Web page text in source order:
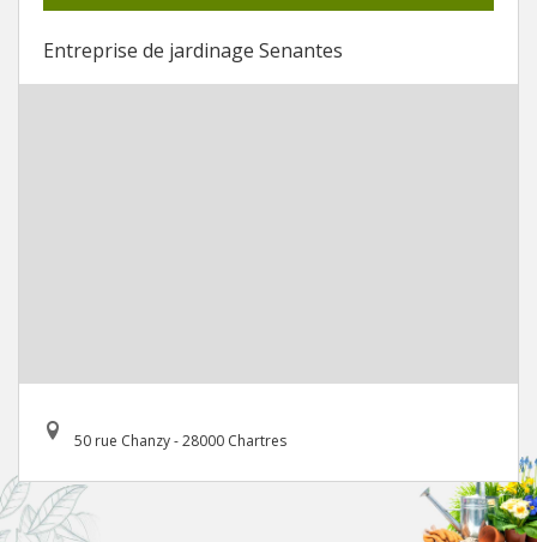
Entreprise de jardinage Senantes
50 rue Chanzy - 28000 Chartres